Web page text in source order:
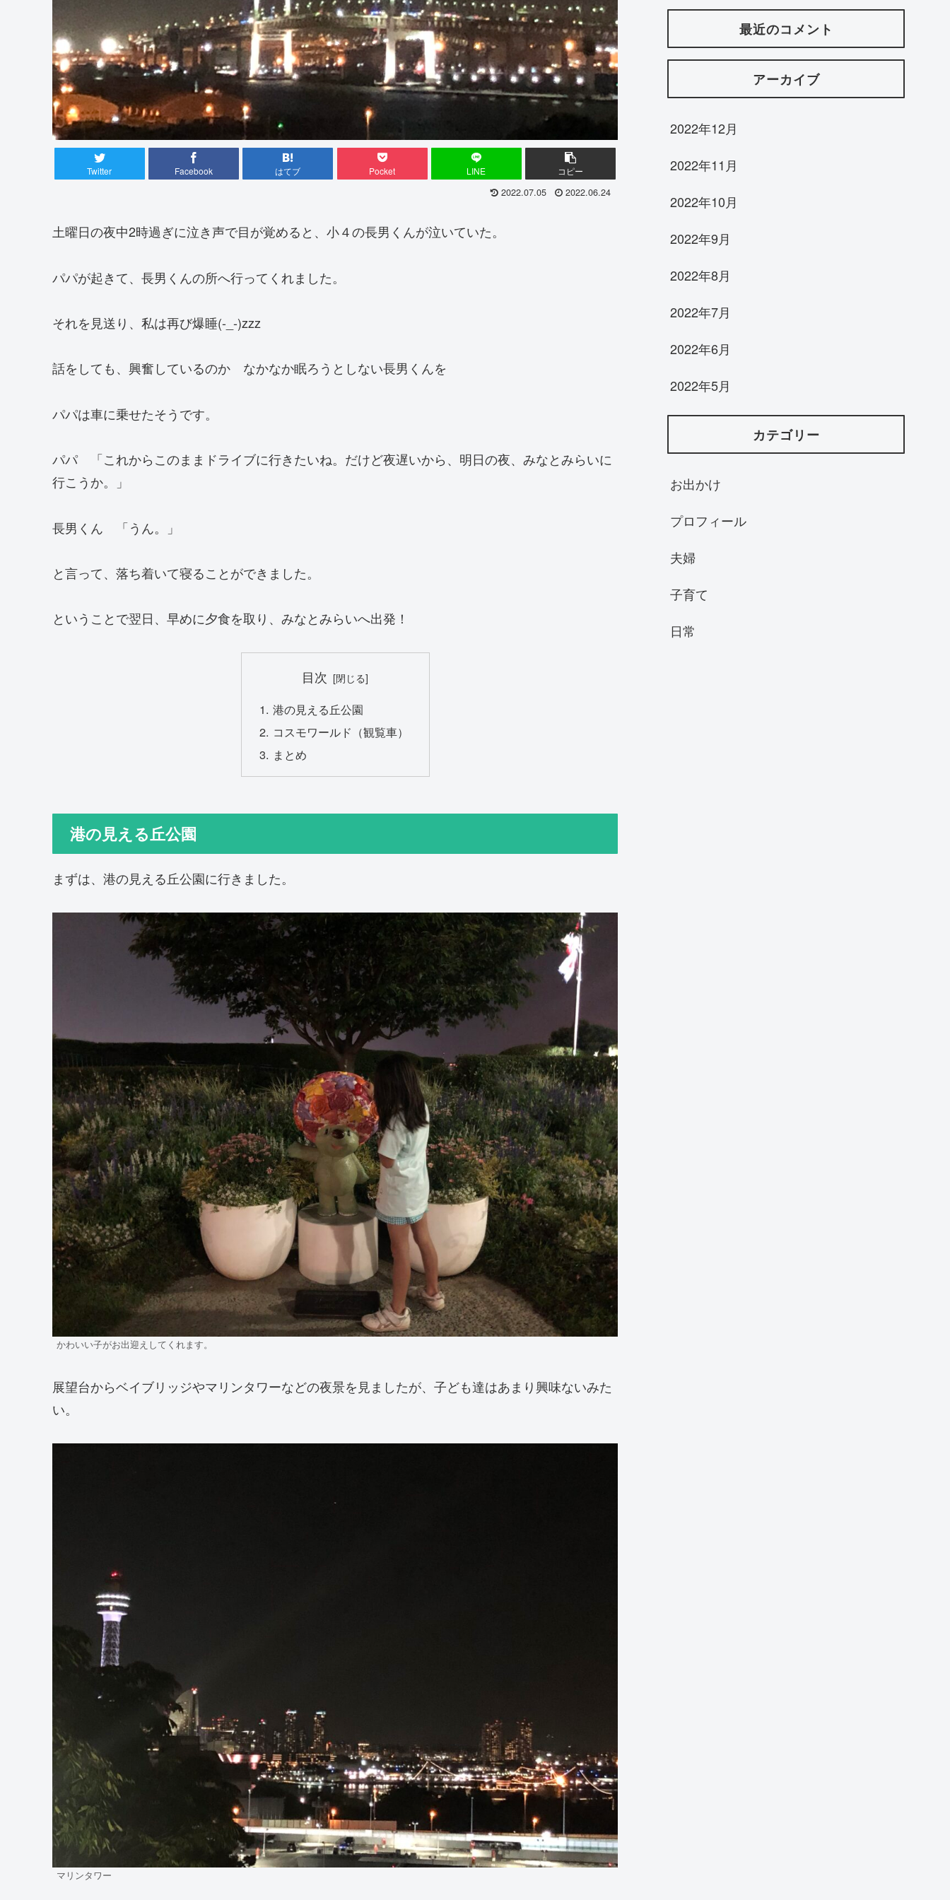
Twitter Facebook はてブ Pocket LINE コピー
2022.07.05 2022.06.24
土曜日の夜中2時過ぎに泣き声で目が覚めると、小４の長男くんが泣いていた。
パパが起きて、長男くんの所へ行ってくれました。
それを見送り、私は再び爆睡(-_-)zzz
話をしても、興奮しているのか なかなか眠ろうとしない長男くんを
パパは車に乗せたそうです。
パパ 「これからこのままドライブに行きたいね。だけど夜遅いから、明日の夜、みなとみらいに
行こうか。」
長男くん 「うん。」
と言って、落ち着いて寝ることができました。
ということで翌日、早めに夕食を取り、みなとみらいへ出発！
目次
港の見える丘公園
コスモワールド（観覧車）
まとめ
港の見える丘公園
まずは、港の見える丘公園に行きました。
かわいい子がお出迎えしてくれます。
展望台からベイブリッジやマリンタワーなどの夜景を見ましたが、子ども達はあまり興味ないみた
い。
マリンタワー
最近のコメント
アーカイブ
2022年12月
2022年11月
2022年10月
2022年9月
2022年8月
2022年7月
2022年6月
2022年5月
カテゴリー
お出かけ
プロフィール
夫婦
子育て
日常